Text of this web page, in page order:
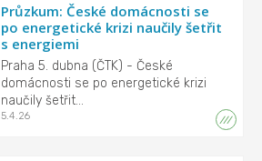
Průzkum: České domácnosti se
po energetické krizi naučily šetřit
s energiemi
Praha 5. dubna (ČTK) - České
domácnosti se po energetické krizi
naučily šetřit...
5.4.26